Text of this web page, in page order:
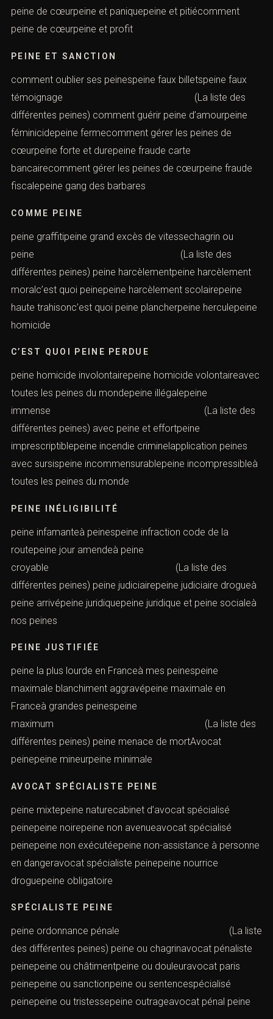
peine de cœurpeine et paniquepeine et pitiécomment
peine de cœurpeine et profit
PEINE ET SANCTION
comment oublier ses peinespeine faux billetspeine faux
témoignage (La liste des
différentes peines) comment guérir peine d’amourpeine
féminicidepeine fermecomment gérer les peines de
cœurpeine forte et durepeine fraude carte
bancairecomment gérer les peines de cœurpeine fraude
fiscalepeine gang des barbares
COMME PEINE
peine graffitipeine grand excès de vitessechagrin ou
peine (La liste des
différentes peines) peine harcèlementpeine harcèlement
moralc’est quoi peinepeine harcèlement scolairepeine
haute trahisonc’est quoi peine plancherpeine herculepeine
homicide
C’EST QUOI PEINE PERDUE
peine homicide involontairepeine homicide volontaireavec
toutes les peines du mondepeine illégalepeine
immense (La liste des
différentes peines) avec peine et effortpeine
imprescriptiblepeine incendie criminelapplication peines
avec sursispeine incommensurablepeine incompressibleà
toutes les peines du monde
PEINE INÉLIGIBILITÉ
peine infamanteà peinespeine infraction code de la
routepeine jour amendeà peine
croyable (La liste des
différentes peines) peine judiciairepeine judiciaire drogueà
peine arrivépeine juridiquepeine juridique et peine socialeà
nos peines
PEINE JUSTIFIÉE
peine la plus lourde en Franceà mes peinespeine
maximale blanchiment aggravépeine maximale en
Franceà grandes peinespeine
maximum (La liste des
différentes peines) peine menace de mortAvocat
peinepeine mineurpeine minimale
AVOCAT SPÉCIALISTE PEINE
peine mixtepeine naturecabinet d’avocat spécialisé
peinepeine noirepeine non avenueavocat spécialisé
peinepeine non exécutéepeine non-assistance à personne
en dangeravocat spécialiste peinepeine nourrice
droguepeine obligatoire
SPÉCIALISTE PEINE
peine ordonnance pénale (La liste
des différentes peines) peine ou chagrinavocat pénaliste
peinepeine ou châtimentpeine ou douleuravocat paris
peinepeine ou sanctionpeine ou sentencespécialisé
peinepeine ou tristessepeine outrageavocat pénal peine